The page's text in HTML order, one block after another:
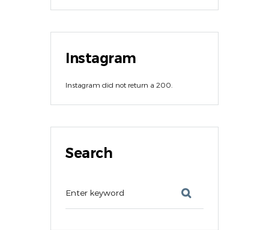
Instagram
Instagram did not return a 200.
Search